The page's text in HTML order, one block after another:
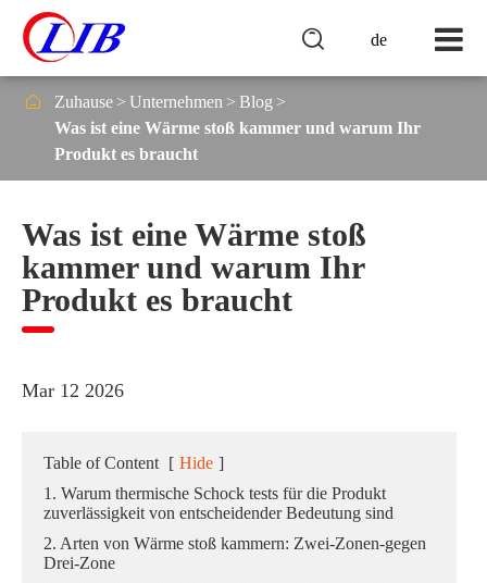
de

 Zuhause Unternehmen
Blog
Was ist eine Wärme stoß kammer und warum Ihr
Produkt es braucht
Was ist eine Wärme stoß
kammer und warum Ihr
Produkt es braucht
Mar 12 2026
Table of Content [ Hide ]
1. Warum thermische Schock tests für die Produkt
zuverlässigkeit von entscheidender Bedeutung sind
2. Arten von Wärme stoß kammern: Zwei-Zonen-gegen
Drei-Zone